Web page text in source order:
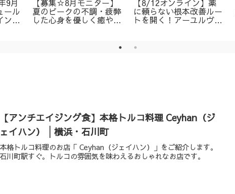
9月
ール
ンア
【募集☆8月モニター】
夏のピークの不調・疲弊
した心身を優しく癒やす
【8/12オンライン】薬
に頼らない根本改善ルー
トを開く！アーユルヴェ
付き）
【アンチエイジング食】本格トルコ料理 Ceyhan（ジ
ェイハン）│横浜・石川町
本格トルコ料理のお店「 Ceyhan（ジェイハン）」をご紹介します。
石川町駅すぐ。トルコの雰囲気を味わえるおしゃれなお店です。